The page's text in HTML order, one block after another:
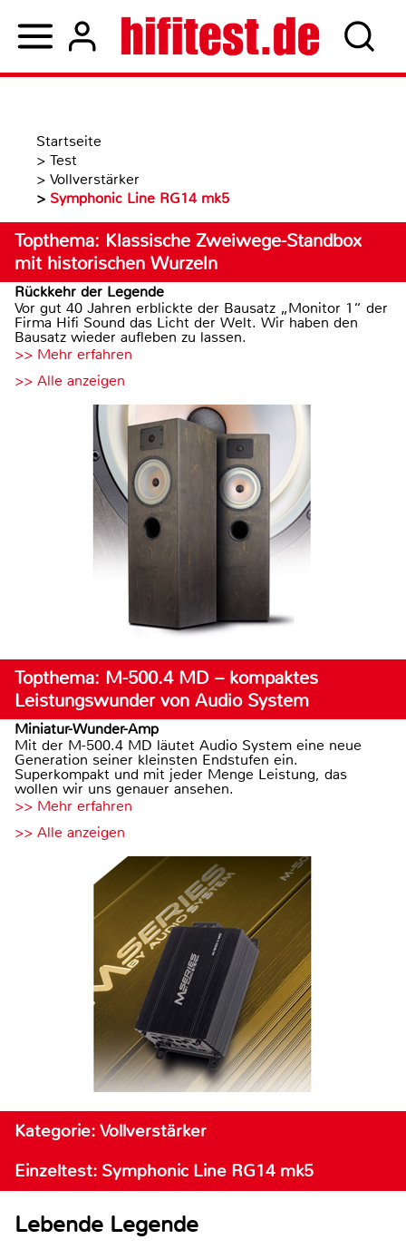
Startseite
> Test
> Vollverstärker
> Symphonic Line RG14 mk5
Topthema: Klassische Zweiwege-Standbox
mit historischen Wurzeln
Rückkehr der Legende
Vor gut 40 Jahren erblickte der Bausatz „Monitor 1“ der
Firma Hifi Sound das Licht der Welt. Wir haben den
Bausatz wieder aufleben zu lassen.
>> Mehr erfahren
>> Alle anzeigen
Topthema: M-500.4 MD – kompaktes
Leistungswunder von Audio System
Miniatur-Wunder-Amp
Mit der M-500.4 MD läutet Audio System eine neue
Generation seiner kleinsten Endstufen ein.
Superkompakt und mit jeder Menge Leistung, das
wollen wir uns genauer ansehen.
>> Mehr erfahren
>> Alle anzeigen
Kategorie: Vollverstärker
Einzeltest: Symphonic Line RG14 mk5
Lebende Legende